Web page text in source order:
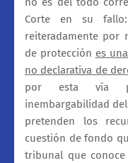
Corte en su
reiteradamente por
de protección es
no declarativa de
por esta vía
inembargabilidad
pretenden los
cuestión de fondo
tribunal que